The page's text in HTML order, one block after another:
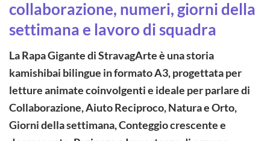
collaborazione, numeri, giorni della
settimana e lavoro di squadra
La Rapa Gigante di StravagArte è una storia
kamishibai bilingue in formato A3, progettata per
letture animate coinvolgenti e ideale per parlare di
Collaborazione, Aiuto Reciproco, Natura e Orto,
Giorni della settimana, Conteggio crescente e